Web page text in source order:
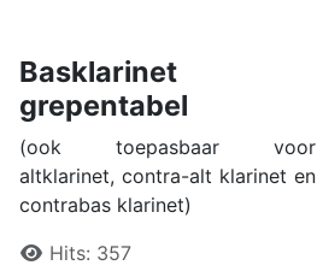
Basklarinet
grepentabel
(ook toepasbaar voor
altklarinet, contra-alt klarinet en
contrabas klarinet)
Details
Hits: 357